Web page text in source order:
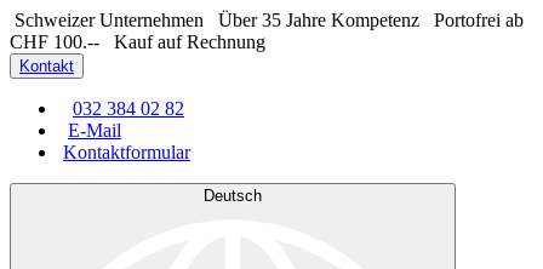
Schweizer Unternehmen Über 35 Jahre Kompetenz
Portofrei ab
CHF 100.--
Kauf auf Rechnung
Kontakt
032 384 02 82
E-Mail
Kontaktformular
Deutsch